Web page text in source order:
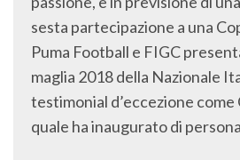
sesta partecipazione a una
Puma Football e FIGC
maglia 2018 della Nazionale
testimonial d’eccezione
quale ha inaugurato di